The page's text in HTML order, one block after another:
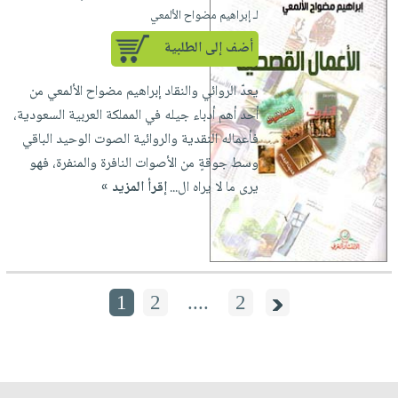
لـ إبراهيم مضواح الألمعي
أضف إلى الطلبية
يعدّ الروائي والنقاد إبراهيم مضواح الألمعي من
أحد أهم أدباء جيله في المملكة العربية السعودية،
فأعماله النقدية والروائية الصوت الوحيد الباقي
وسط جوقةٍ من الأصوات النافرة والمنفرة، فهو
يرى ما لا يراه ال...إقرأ المزيد »
1 2 .... 2